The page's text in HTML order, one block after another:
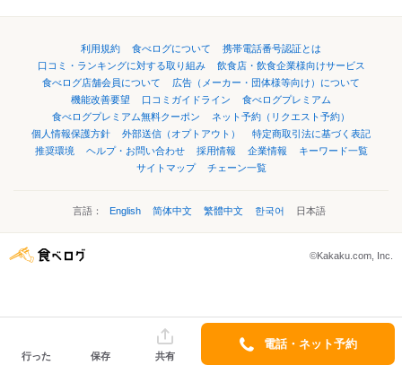
利用規約 食べログについて
携帯電話番号認証とは
口コミ・ランキングに対する取り組み
飲食店・飲食企業様向けサービス
食べログ店舗会員について
広告（メーカー・団体様等向け）について
機能改善要望
口コミガイドライン
食べログプレミアム
食べログプレミアム無料クーポン
ネット予約（リクエスト予約）
個人情報保護方針
外部送信（オプトアウト）
特定商取引法に基づく表記
推奨環境
ヘルプ・お問い合わせ 採用情報 企業情報
キーワード一覧
サイトマップ
チェーン一覧
言語： English 简体中文 繁體中文 한국어 日本語
©Kakaku.com, Inc.
行った 保存 共有
電話・ネット予約